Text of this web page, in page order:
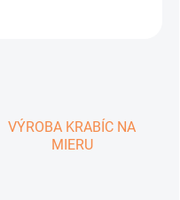
VÝROBA KRABÍC NA
MIERU